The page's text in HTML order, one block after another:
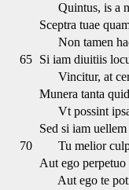
Quintus, is a
Sceptra tuae
Non tamen
65
Si iam diuitiis
Vincitur, at
Munera tanta
Vt possint
Sed si iam
70
Tu melior
Aut ego perpetuo
Aut ego te